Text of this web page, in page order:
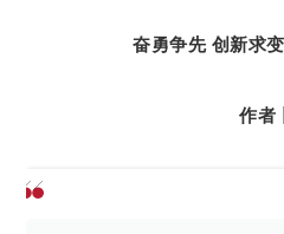
奋勇争先 创新求
作者